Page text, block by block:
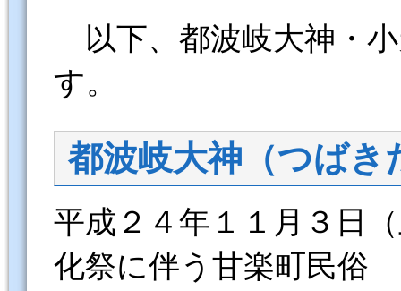
以下、都波岐大神・
す。
都波岐大神（つばき
平成２４年１１月３日
化祭に伴う甘楽町民俗